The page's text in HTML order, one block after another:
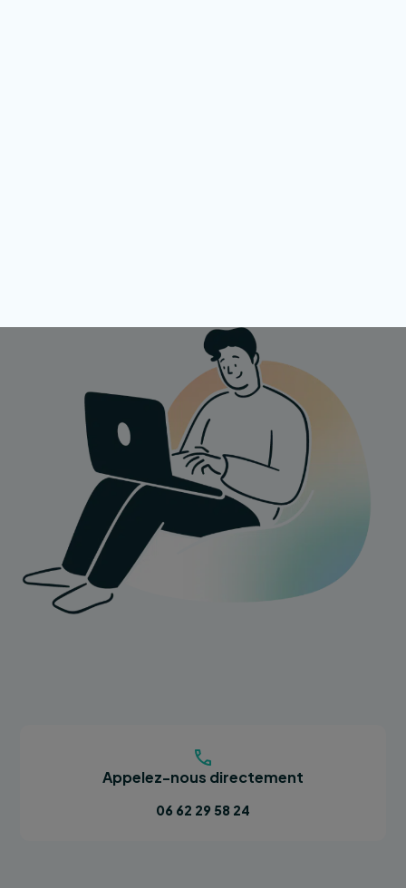
Appelez-nous directement
06 62 29 58 24